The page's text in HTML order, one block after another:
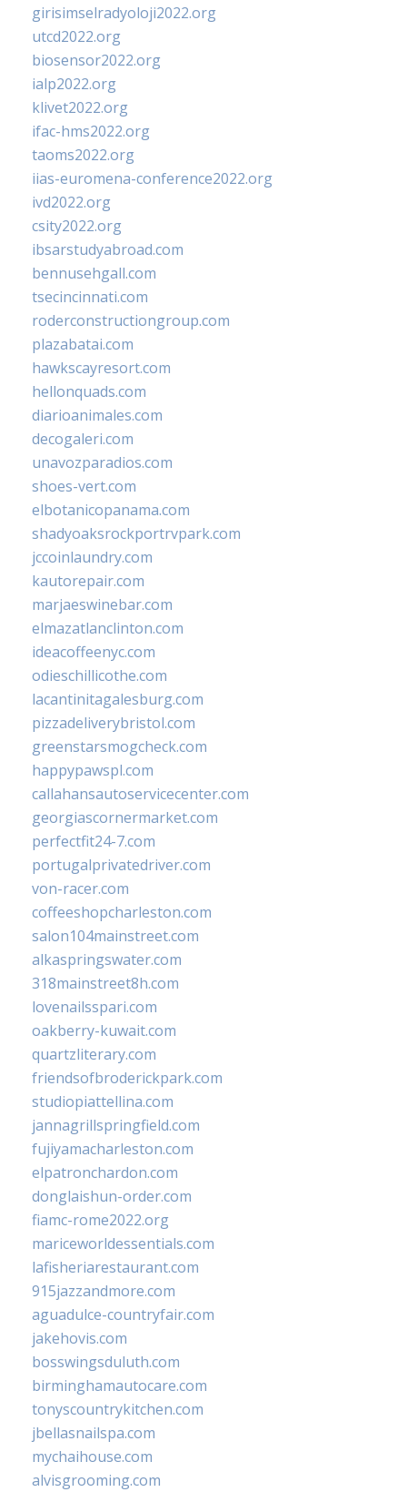
girisimselradyoloji2022.org
utcd2022.org
biosensor2022.org
ialp2022.org
klivet2022.org
ifac-hms2022.org
taoms2022.org
iias-euromena-conference2022.org
ivd2022.org
csity2022.org
ibsarstudyabroad.com
bennusehgall.com
tsecincinnati.com
roderconstructiongroup.com
plazabatai.com
hawkscayresort.com
hellonquads.com
diarioanimales.com
decogaleri.com
unavozparadios.com
shoes-vert.com
elbotanicopanama.com
shadyoaksrockportrvpark.com
jccoinlaundry.com
kautorepair.com
marjaeswinebar.com
elmazatlanclinton.com
ideacoffeenyc.com
odieschillicothe.com
lacantinitagalesburg.com
pizzadeliverybristol.com
greenstarsmogcheck.com
happypawspl.com
callahansautoservicecenter.com
georgiascornermarket.com
perfectfit24-7.com
portugalprivatedriver.com
von-racer.com
coffeeshopcharleston.com
salon104mainstreet.com
alkaspringswater.com
318mainstreet8h.com
lovenailsspari.com
oakberry-kuwait.com
quartzliterary.com
friendsofbroderickpark.com
studiopiattellina.com
jannagrillspringfield.com
fujiyamacharleston.com
elpatronchardon.com
donglaishun-order.com
fiamc-rome2022.org
mariceworldessentials.com
lafisheriarestaurant.com
915jazzandmore.com
aguadulce-countryfair.com
jakehovis.com
bosswingsduluth.com
birminghamautocare.com
tonyscountrykitchen.com
jbellasnailspa.com
mychaihouse.com
alvisgrooming.com